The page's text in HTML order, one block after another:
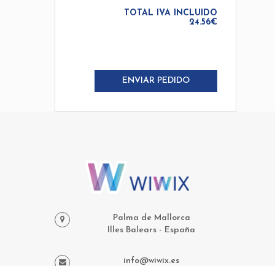
TOTAL IVA INCLUIDO
24.56€
Palma de Mallorca
Illes Balears - España
info@wiwix.es